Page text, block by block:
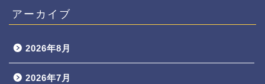
アーカイブ
2026年8月
2026年7月